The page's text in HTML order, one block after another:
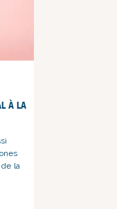
à la
la